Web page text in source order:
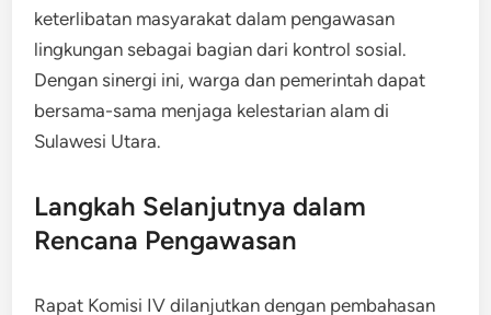
keterlibatan masyarakat dalam pengawasan
lingkungan sebagai bagian dari kontrol sosial.
Dengan sinergi ini, warga dan pemerintah dapat
bersama-sama menjaga kelestarian alam di
Sulawesi Utara.
Langkah Selanjutnya dalam
Rencana Pengawasan
Rapat Komisi IV dilanjutkan dengan pembahasan